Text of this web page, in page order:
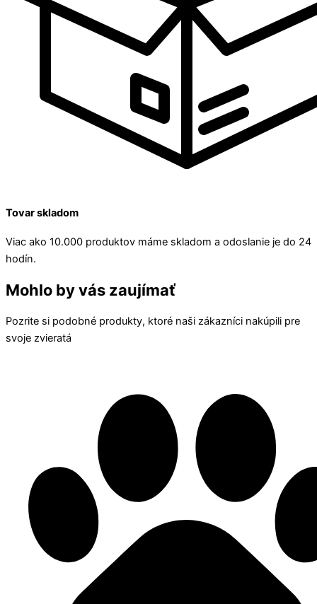
Tovar skladom
Viac ako 10.000 produktov máme skladom a odoslanie je do 24
hodín.
Mohlo by vás zaujímať
Pozrite si podobné produkty, ktoré naši zákazníci nakúpili pre
svoje zvieratá